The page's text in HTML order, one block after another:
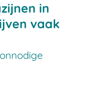
in
vaak